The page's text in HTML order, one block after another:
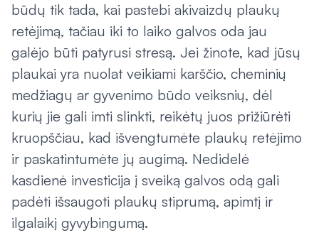
būdų tik tada, kai pastebi akivaizdų plaukų
retėjimą, tačiau iki to laiko galvos oda jau
galėjo būti patyrusi stresą. Jei žinote, kad jūsų
plaukai yra nuolat veikiami karščio, cheminių
medžiagų ar gyvenimo būdo veiksnių, dėl
kurių jie gali imti slinkti, reikėtų juos prižiūrėti
kruopščiau, kad išvengtumėte plaukų retėjimo
ir paskatintumėte jų augimą. Nedidelė
kasdienė investicija į sveiką galvos odą gali
padėti išsaugoti plaukų stiprumą, apimtį ir
ilgalaikį gyvybingumą.